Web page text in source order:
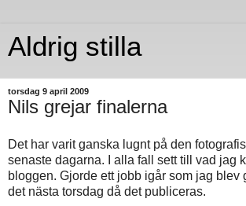
Aldrig stilla
torsdag 9 april 2009
Nils grejar finalerna
Det har varit ganska lugnt på den
senaste dagarna. I alla fall sett till vad jag
bloggen. Gjorde ett jobb igår som jag blev
det nästa torsdag då det publiceras.